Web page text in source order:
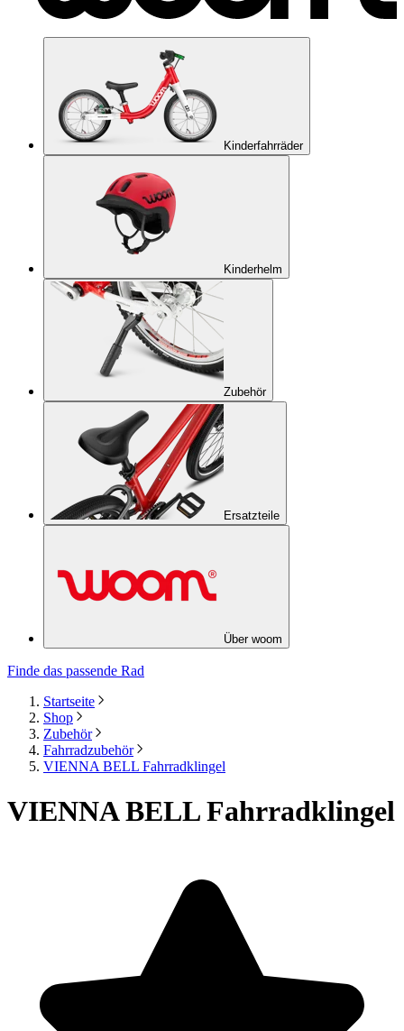
Kinderfahrräder
Kinderhelm
Zubehör
Ersatzteile
Über woom
Finde das passende Rad
Startseite
Shop
Zubehör
Fahrradzubehör
VIENNA BELL Fahrradklingel
VIENNA BELL Fahrradklingel